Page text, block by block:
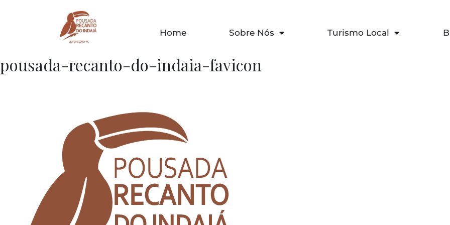
Home Sobre Nós Turismo Local
pousada-recanto-do-indaia-favicon